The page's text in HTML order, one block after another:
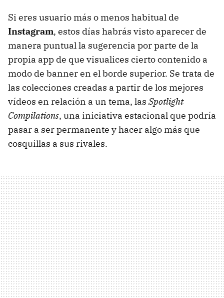
Si eres usuario más o menos habitual de
Instagram, estos días habrás visto aparecer de
manera puntual la sugerencia por parte de la
propia app de que visualices cierto contenido a
modo de banner en el borde superior. Se trata de
las colecciones creadas a partir de los mejores
vídeos en relación a un tema, las Spotlight
Compilations, una iniciativa estacional que podría
pasar a ser permanente y hacer algo más que
cosquillas a sus rivales.